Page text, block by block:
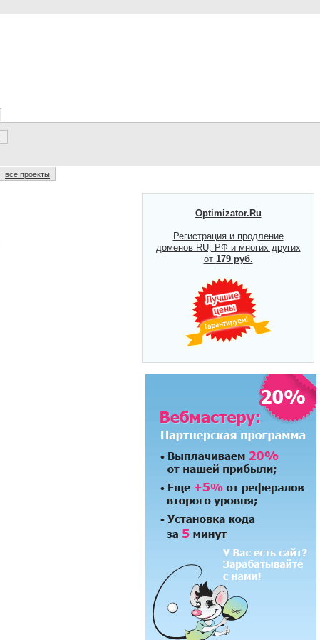
все проекты
Optimizator.Ru
Регистрация и продление
доменов RU, РФ и многих других
от 179 руб.